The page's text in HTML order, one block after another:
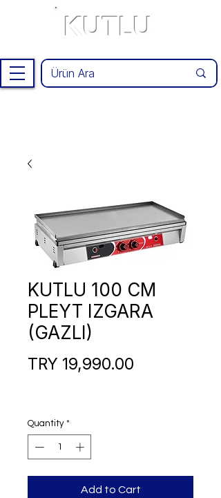
KUTLU
KUTLU 100 CM
PLEYT IZGARA
(GAZLI)
TRY 19,990.00
Quantity *
Add to Cart